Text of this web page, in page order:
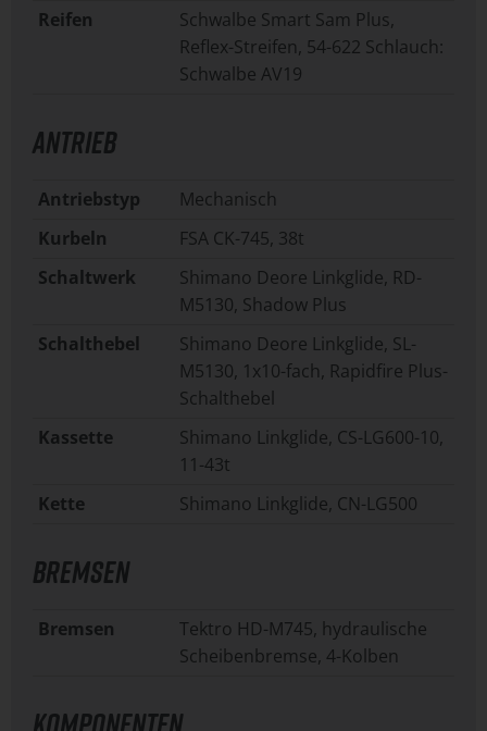
Reifen
Schwalbe Smart Sam Plus,
Reflex-Streifen, 54-622 Schlauch:
Schwalbe AV19
ANTRIEB
Antriebstyp
Mechanisch
Kurbeln
FSA CK-745, 38t
Schaltwerk
Shimano Deore Linkglide, RD-
M5130, Shadow Plus
Schalthebel
Shimano Deore Linkglide, SL-
M5130, 1x10-fach, Rapidfire Plus-
Schalthebel
Kassette
Shimano Linkglide, CS-LG600-10,
11-43t
Kette
Shimano Linkglide, CN-LG500
BREMSEN
Bremsen
Tektro HD-M745, hydraulische
Scheibenbremse, 4-Kolben